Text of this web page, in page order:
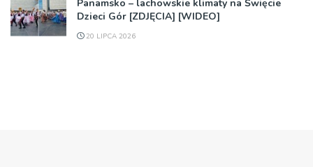
Panamsko – lachowskie klimaty na Święcie
Dzieci Gór [ZDJĘCIA] [WIDEO]
20 LIPCA 2026